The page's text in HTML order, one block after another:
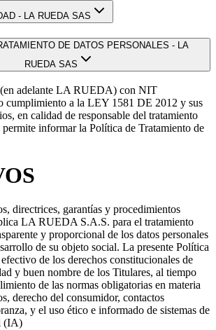
- LA RUEDA SAS
DE DATOS PERSONALES - LA
RUEDA SAS
adelante LA RUEDA) con NIT
cumplimiento a la LEY 1581 DE 2012 y sus
en calidad de responsable del tratamiento
informar la Política de Tratamiento de
directrices, garantías y procedimientos
LA RUEDA S.A.S. para el tratamiento
y proporcional de los datos personales
de su objeto social. La presente Política
de los derechos constitucionales de
y buen nombre de los Titulares, al tiempo
de las normas obligatorias en materia
derecho del consumidor, contactos
y el uso ético e informado de sistemas de
(IA)